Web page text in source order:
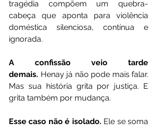
tragédia compõem um quebra-
cabeça que aponta para violência
doméstica silenciosa, contínua e
ignorada.
A confissão veio tarde
demais. Henay já não pode mais falar.
Mas sua história grita por justiça. E
grita também por mudança.
Esse caso não é isolado. Ele se soma